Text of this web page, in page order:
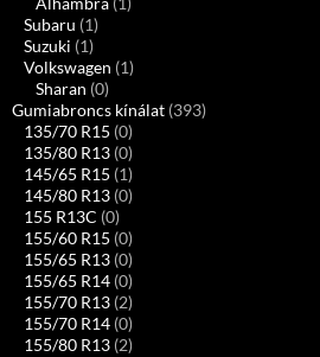
Subaru (1)
Suzuki (1)
Volkswagen (1)
Sharan (0)
Gumiabroncs kínálat (393)
135/70 R15 (0)
135/80 R13 (0)
145/65 R15 (1)
145/80 R13 (0)
155 R13C (0)
155/60 R15 (0)
155/65 R13 (0)
155/65 R14 (0)
155/70 R13 (2)
155/70 R14 (0)
155/80 R13 (2)